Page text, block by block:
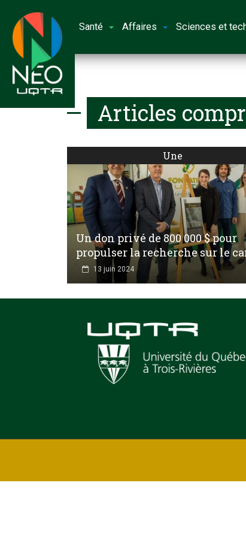
Santé Affaires Sciences et
Articles
Une
Un don privé de 800 000 $ pour
propulser la recherche sur le
13 juin 2024